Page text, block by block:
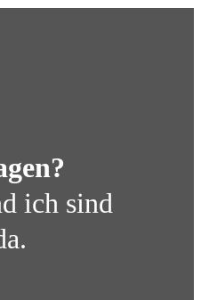
ich sind